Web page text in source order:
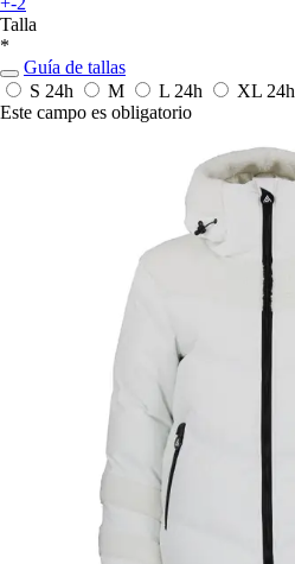
Talla
*
Guía de tallas
S 24h M L 24h XL 24h
Este campo es obligatorio